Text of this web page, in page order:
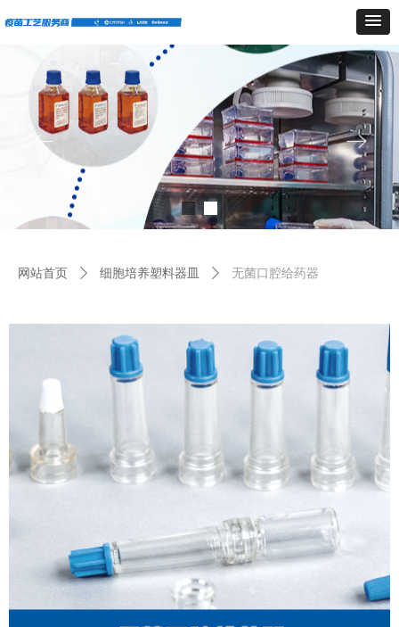
网站首页 ꄲ 细胞培养塑料器皿 ꄲ 无菌口腔给药器
ꂃ ꁹ